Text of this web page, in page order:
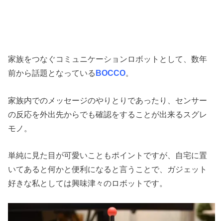
家族をつなぐコミュニケーションロボットとして、数年
前から話題となっているBOCCO。
家族内でのメッセージのやりとりであったり、センサー
の反応を外出先からでも確認をすることが出来るスグレ
モノ。
単純に見た目が可愛いこともポイントですが、自宅に置
いてあると何かと便利になると言うことで、ガジェット
好きな私としては興味津々のロボットです。